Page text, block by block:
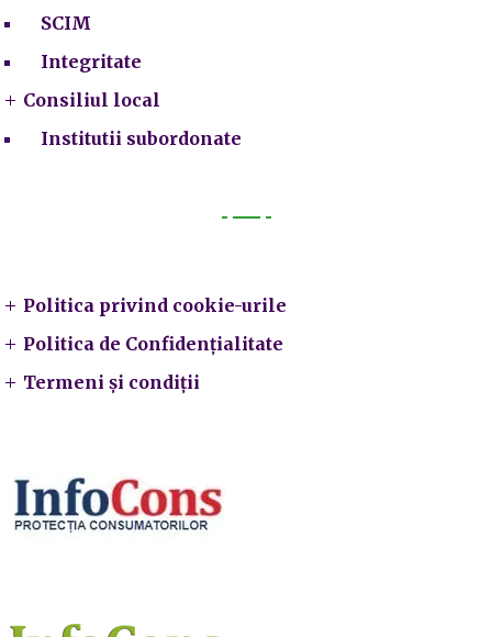
SCIM
Integritate
Consiliul local
Institutii subordonate
Politica privind cookie-urile
Politica de Confidențialitate
Termeni și condiții